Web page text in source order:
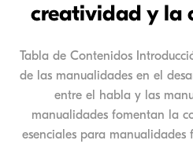
creatividad y la
Tabla de Contenidos
de las manualidades en el
entre el habla y las
manualidades fomentan la
esenciales para manualidades